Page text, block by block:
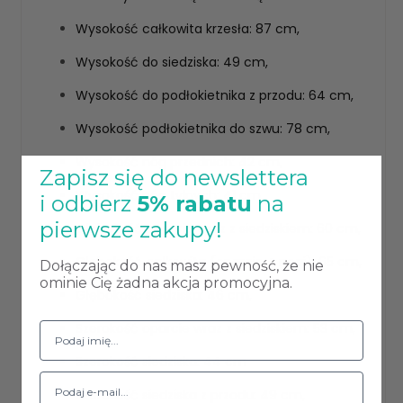
Wysokość całkowita krzesła: 87 cm,
Wysokość do siedziska: 49 cm,
Wysokość do podłokietnika z przodu: 64 cm,
Wysokość podłokietnika do szwu: 78 cm,
Wysokość nóg tylnych: 41 cm,
Głębokość oparcia wraz z siedziskiem: 60 cm,
Głębokość całkowita (oparcie + nogi): 65 cm,
Głębokość siedziska: 46 cm,
Szerokość siedziska: 44 cm
Szerokość siedziska z przodu: 49 cm,
Zapisz się do newslettera
i odbierz 5% rabatu na
pierwsze zakupy!
Dołączając do nas masz pewność, że nie
ominie Cię żadna akcja promocyjna.